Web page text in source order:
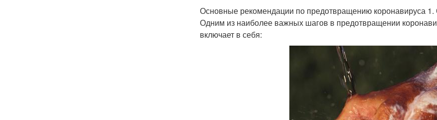
Основные рекомендации по предотвращению коронавируса
Одним из наиболее важных шагов в предотвращении
включает в себя: